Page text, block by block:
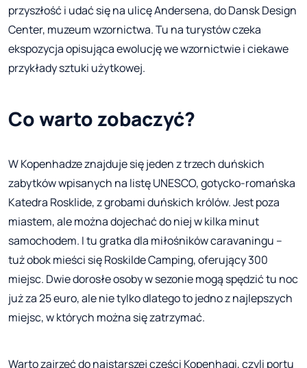
przyszłość i udać się na ulicę Andersena, do Dansk Design
Center, muzeum wzornictwa. Tu na turystów czeka
ekspozycja opisująca ewolucję we wzornictwie i ciekawe
przykłady sztuki użytkowej.
Co warto zobaczyć?
W Kopenhadze znajduje się jeden z trzech duńskich
zabytków wpisanych na listę UNESCO, gotycko-romańska
Katedra Rosklide, z grobami duńskich królów. Jest poza
miastem, ale można dojechać do niej w kilka minut
samochodem. I tu gratka dla miłośników caravaningu –
tuż obok mieści się Roskilde Camping, oferujący 300
miejsc. Dwie dorosłe osoby w sezonie mogą spędzić tu noc
już za 25 euro, ale nie tylko dlatego to jedno z najlepszych
miejsc, w których można się zatrzymać.
Warto zajrzeć do najstarszej części Kopenhagi, czyli portu